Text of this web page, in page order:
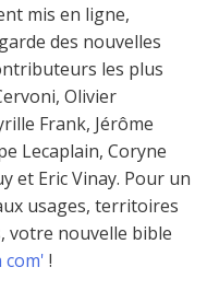
mis en ligne,
des nouvelles
les plus
Olivier
Frank, Jérôme
Lecaplain, Coryne
et Eric Vinay. Pour un
usages, territoires
votre nouvelle bible
com' !